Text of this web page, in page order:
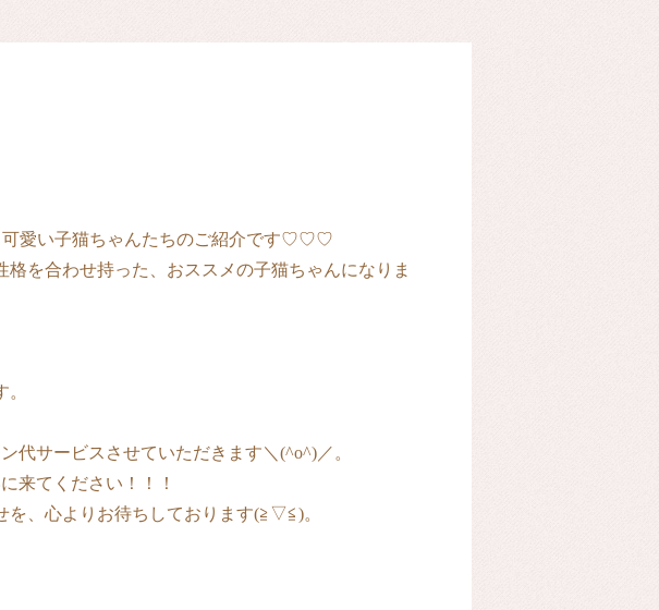
可愛い子猫ちゃんたちのご紹介です♡♡♡
を合わせ持った、おススメの子猫ちゃんになりま
代サービスさせていただきます＼(^o^)／。
来てください！！！
を、心よりお待ちしております(≧▽≦)。